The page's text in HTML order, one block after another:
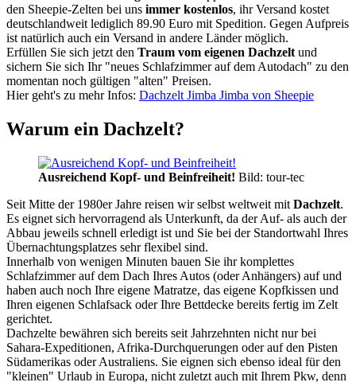
den Sheepie-Zelten bei uns immer kostenlos, ihr Versand kostet
deutschlandweit lediglich 89.90 Euro mit Spedition. Gegen Aufpreis
ist natürlich auch ein Versand in andere Länder möglich.
Erfüllen Sie sich jetzt den Traum vom eigenen Dachzelt und
sichern Sie sich Ihr "neues Schlafzimmer auf dem Autodach" zu den
momentan noch gültigen "alten" Preisen.
Hier geht's zu mehr Infos: Dachzelt Jimba Jimba von Sheepie
Warum ein Dachzelt?
Ausreichend Kopf- und Beinfreiheit! Bild: tour-tec
Seit Mitte der 1980er Jahre reisen wir selbst weltweit mit Dachzelt.
Es eignet sich hervorragend als Unterkunft, da der Auf- als auch der
Abbau jeweils schnell erledigt ist und Sie bei der Standortwahl Ihres
Übernachtungsplatzes sehr flexibel sind.
Innerhalb von wenigen Minuten bauen Sie ihr komplettes
Schlafzimmer auf dem Dach Ihres Autos (oder Anhängers) auf und
haben auch noch Ihre eigene Matratze, das eigene Kopfkissen und
Ihren eigenen Schlafsack oder Ihre Bettdecke bereits fertig im Zelt
gerichtet.
Dachzelte bewähren sich bereits seit Jahrzehnten nicht nur bei
Sahara-Expeditionen, Afrika-Durchquerungen oder auf den Pisten
Südamerikas oder Australiens. Sie eignen sich ebenso ideal für den
"kleinen" Urlaub in Europa, nicht zuletzt auch mit Ihrem Pkw, denn